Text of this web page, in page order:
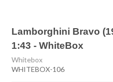
Lamborghini Bravo
1:43 - WhiteBox
Whitebox
WHITEBOX-106